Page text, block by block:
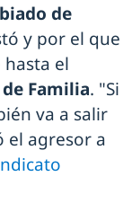
de
y por el que
el
Familia. "Si
va a salir
el agresor a